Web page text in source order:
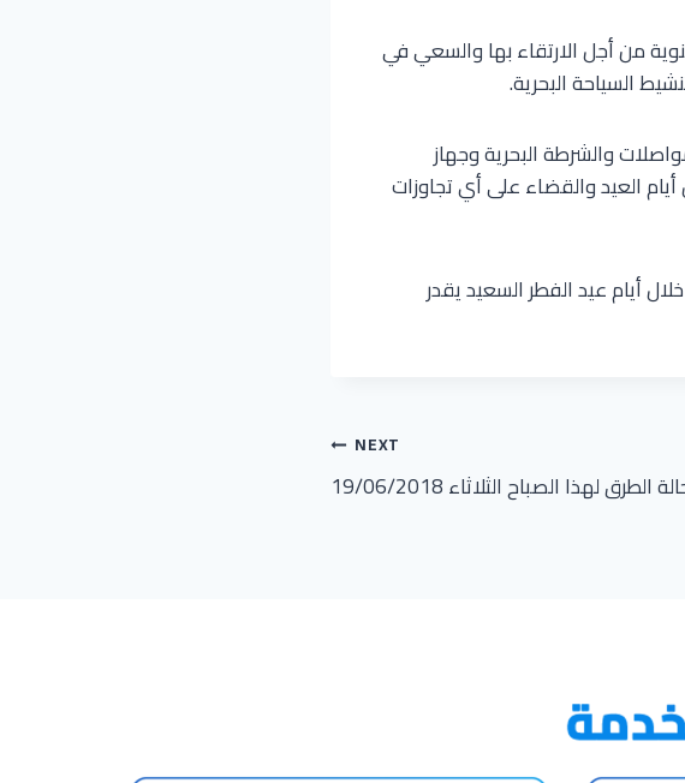
من أجل الارتقاء بها والسعي في
السياحة البحرية.
والشرطة البحرية وجهاز
العيد والقضاء على أي تجاوزات
أيام عيد الفطر السعيد يقدر
NEXT
الطرق لهذا الصباح الثلاثاء 19/06/2018